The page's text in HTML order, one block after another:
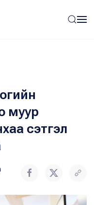
муур
сэтгэл